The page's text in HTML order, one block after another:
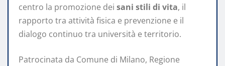
centro la promozione dei sani stili di vita, il
rapporto tra attività fisica e prevenzione e il
dialogo continuo tra università e territorio.
Patrocinata da Comune di Milano, Regione